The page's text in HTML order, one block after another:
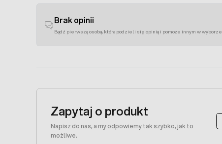
Brak opinii
Bądź pierwszą osobą, która podzieli się opinią i pomoże innym w wyborze.
Zapytaj o produkt
Napisz do nas, a my odpowiemy tak szybko, jak to
możliwe.